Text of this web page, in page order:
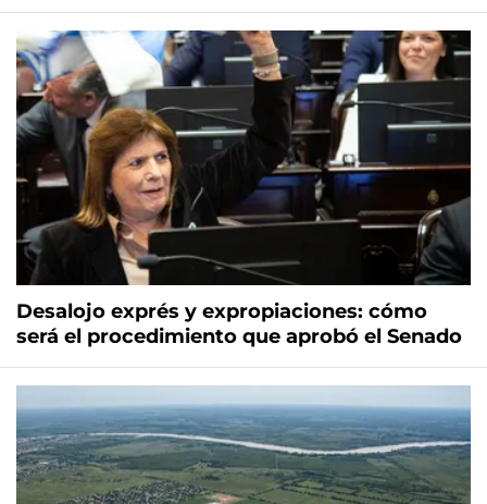
Desalojo exprés y expropiaciones: cómo
será el procedimiento que aprobó el Senado